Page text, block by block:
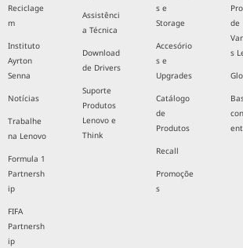
Reciclage
m
Instituto
Ayrton
Senna
Notícias
Trabalhe
na Lenovo
Formula 1
Partnersh
ip
FIFA
Partnersh
ip
Assistênci
a Técnica
Download
de Drivers
Suporte
Produtos
Lenovo e
Think
s e
Storage
Accesório
s e
Upgrades
Catálogo
de
Produtos
Recall
Promoçõe
s
de
s